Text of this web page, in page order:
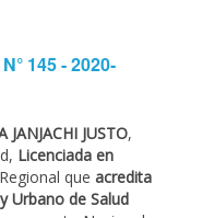
145 - 2020-
JANJACHI JUSTO,
Licenciada en
que acredita
Urbano de Salud